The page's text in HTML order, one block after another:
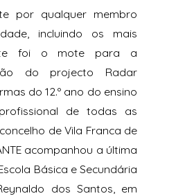
por qualquer membro
incluindo os mais
foi o mote para a
do projecto Radar
do 12.º ano do ensino
de todas as
de Vila Franca de
acompanhou a última
Básica e Secundária
dos Santos, em